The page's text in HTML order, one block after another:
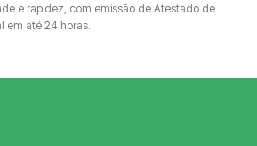
e rapidez, com emissão de Atestado de
em até 24 horas.